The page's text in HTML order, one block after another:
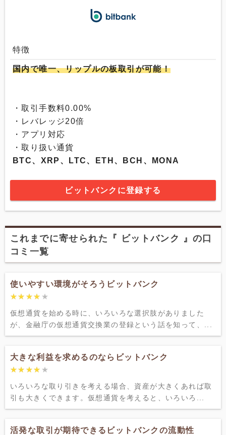
特徴
国内で唯一、リップルの板取引が可能！
・取引手数料0.00%
・レバレッジ20倍
・アプリ対応
・取り扱い通貨
BTC、XRP、LTC、ETH、BCH、MONA
ビットバンクに登録する
これまでに寄せられた『 ビットバンク 』の口
コミ一覧
使いやすい環境がそろうビットバンク
★★★★★
★★★★★
仮想通貨を始める時に、いろいろな選択肢がありました
が、金融庁の仮想通貨交換業の登録という話を知って、...
大きな利益を求めるのならビットバンク
★★★★★
★★★★★
いろいろな取り引きを考える場合、資産が大きくあれば取
引も大きくできます。仮想通貨を考えると、いろいろ...
活発な取引が期待できるビットバンクの流動性